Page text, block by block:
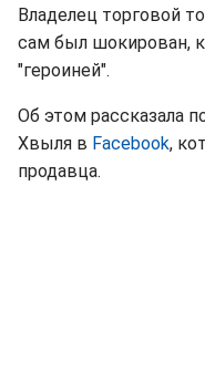
Владелец торговой
сам был шокирован,
"героиней".
Об этом рассказала
Хвыля в Facebook,
продавца.